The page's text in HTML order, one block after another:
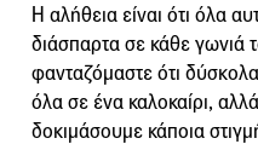
Η αλήθεια είναι ότι όλα
διάσπαρτα σε κάθε γωνιά
φανταζόμαστε ότι
όλα σε ένα καλοκαίρι,
δοκιμάσουμε κάποια